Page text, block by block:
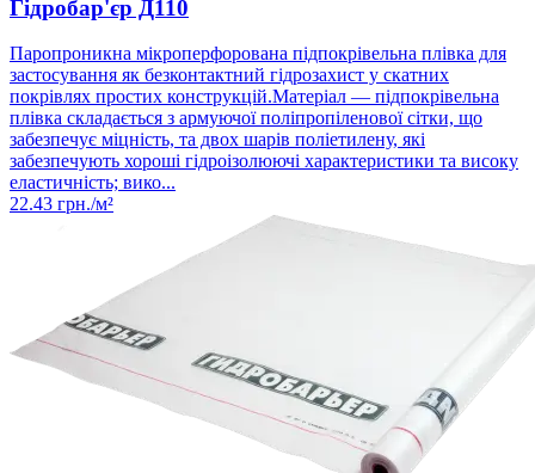
Гідробар'єр Д110
Паропроникна мікроперфорована підпокрівельна плівка для
застосування як безконтактний гідрозахист у скатних
покрівлях простих конструкцій.Матеріал — підпокрівельна
плівка складається з армуючої поліпропіленової сітки, що
забезпечує міцність, та двох шарів поліетилену, які
забезпечують хороші гідроізолюючі характеристики та високу
еластичність; вико...
22.43 грн./м²